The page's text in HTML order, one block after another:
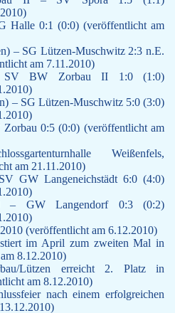
Halle 0:1 (0:0) (veröffentlicht am
– SG Lützen-Muschwitz 2:3 n.E.
am 7.11.2010)
SV BW Zorbau II 1:0 (1:0)
– SG Lützen-Muschwitz 5:0 (3:0)
0:5 (0:0) (veröffentlicht am
Weißenfels,
am 21.11.2010)
GW Langeneichstädt 6:0 (4:0)
GW Langendorf 0:3 (0:2)
(veröffentlicht am 6.12.2010)
im April zum zweiten Mal in
8.12.2010)
Lützen erreicht 2. Platz in
am 8.12.2010)
nach einem erfolgreichen